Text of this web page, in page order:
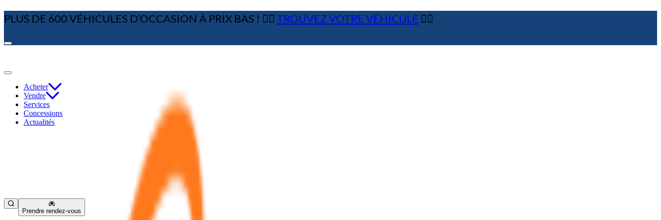
PLUS DE 600 VÉHICULES D’OCCASION À PRIX BAS ! 👉🏼 TROUVEZ VOTRE VÉHICULE 👈🏻
Acheter
Vendre
Services
Concessions
Actualités
Prendre rendez-vous